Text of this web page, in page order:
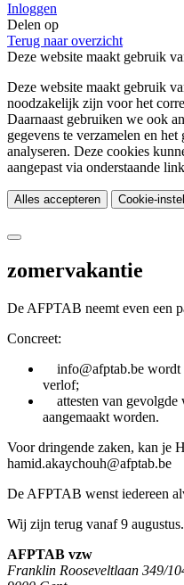
Inloggen
Delen op
Terug naar overzicht
Deze website maakt gebruik
Deze website maakt gebruik
noodzakelijk zijn voor het
Daarnaast gebruiken we ook
gegevens te verzamelen en
analyseren. Deze cookies
aangepast via onderstaande
Alles accepteren Cookie-
zomervakantie
De AFPTAB neemt even een
Concreet:
info@afptab.be wordt
verlof;
attesten van gevolgde
aangemaakt worden.
Voor dringende zaken, kan je
hamid.akaychouh@afptab.be
De AFPTAB wenst iedereen
Wij zijn terug vanaf 9 augustus.
AFPTAB vzw
Franklin Rooseveltlaan 349/